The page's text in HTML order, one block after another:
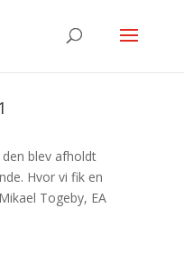
blev afholdt
Hvor vi fik en
Togeby, EA